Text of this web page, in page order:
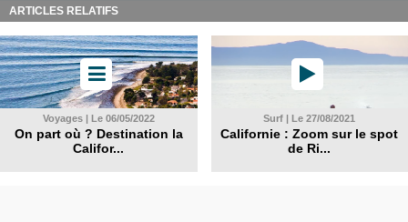
ARTICLES RELATIFS
Voyages | Le 06/05/2022
On part où ? Destination la
Califor...
Surf | Le 27/08/2021
Californie : Zoom sur le spot
de Ri...